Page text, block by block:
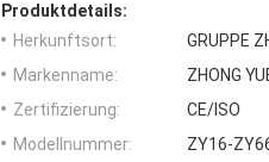
Produktdetails:
Herkunftsort:
GRUPPE
Markenname:
ZHONG
Zertifizierung:
CE/ISO
Modellnummer:
ZY16-